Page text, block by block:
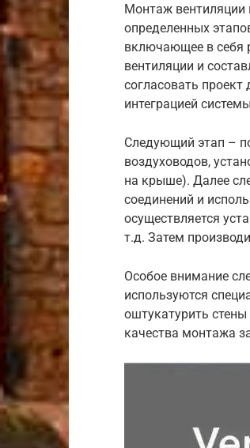
Монтаж вентиляции
определенных
включающее в себя
вентиляции и
согласовать
интеграцией
Следующий этап –
воздуховодов,
на крыше). Далее
соединений и
осуществляется
т.д. Затем
Особое внимание
используются
оштукатурить
качества монтажа